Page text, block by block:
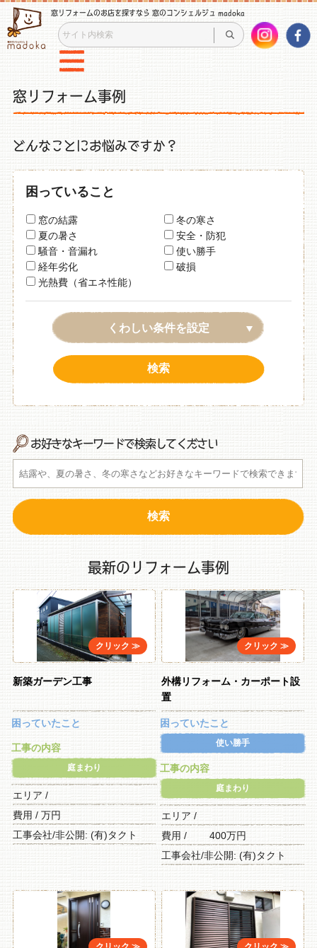
窓リフォームのお店を探すなら 窓のコンシェルジュ madoka
窓リフォーム事例
どんなことにお悩みですか？
困っていること
窓の結露
冬の寒さ
夏の暑さ
安全・防犯
騒音・音漏れ
使い勝手
経年劣化
破損
光熱費（省エネ性能）
くわしい条件を設定
お好きなキーワードで検索してください
最新のリフォーム事例
新築ガーデン工事
困っていたこと
工事の内容
庭まわり
エリア /
費用 / 万円
工事会社/非公開: (有)タクト
外構リフォーム・カーポート設
置
困っていたこと
使い勝手
工事の内容
庭まわり
エリア /
費用 / 400万円
工事会社/非公開: (有)タクト